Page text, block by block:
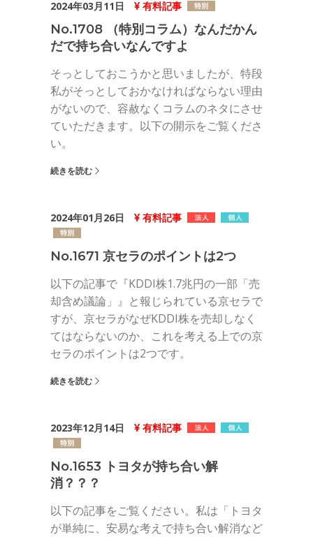
2024年03月11日 有料記事
No.1708 （特別コラム）なんだかん
だで持ち合いなんですよ
そっとしておこうかと思いましたが、特段
私がそっとしておかなければならない理由
がないので、容赦なくコラムのネタにさせ
ていただきます。以下の開示をご覧くださ
い。
続きを読む
2024年01月26日 有料記事
No.1671 京セラのポイントは2つ
以下の記事で『KDDI株1.7兆円の一部「売
却含め議論」』と報じられている京セラで
すが、京セラがなぜKDDI株を売却しなく
てはならないのか、これを考える上での京
セラのポイントは2つです。
続きを読む
2023年12月14日 有料記事
No.1653 トヨタが持ち合い解
消？？？
以下の記事をご覧ください。私は「トヨタ
が単純に、安易な考えで持ち合い解消など